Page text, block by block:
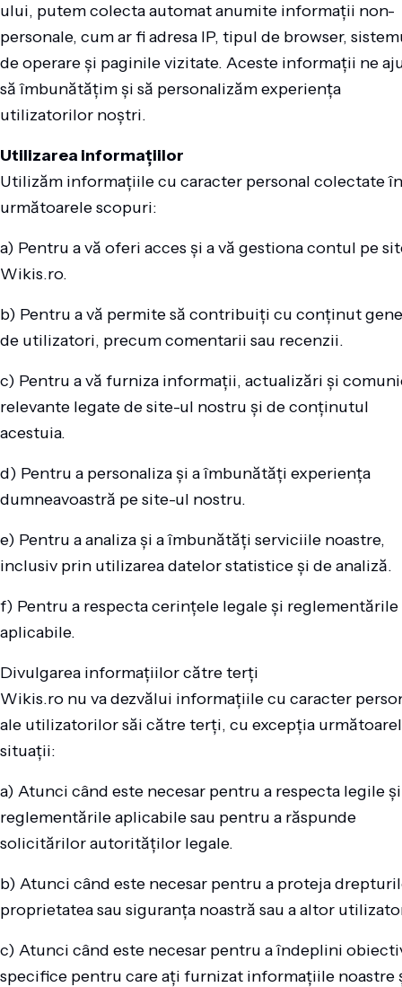
ului, putem colecta automat anumite informații non-
personale, cum ar fi adresa IP, tipul de browser,
de operare și paginile vizitate. Aceste informații ne
să îmbunătățim și să personalizăm experiența
utilizatorilor noștri.
Utilizarea informațiilor
Utilizăm informațiile cu caracter personal colectate în
următoarele scopuri:
a) Pentru a vă oferi acces și a vă gestiona contul pe
Wikis.ro.
b) Pentru a vă permite să contribuiți cu conținut
de utilizatori, precum comentarii sau recenzii.
c) Pentru a vă furniza informații, actualizări și
relevante legate de site-ul nostru și de conținutul
acestuia.
d) Pentru a personaliza și a îmbunătăți experiența
dumneavoastră pe site-ul nostru.
e) Pentru a analiza și a îmbunătăți serviciile noastre,
inclusiv prin utilizarea datelor statistice și de analiză.
f) Pentru a respecta cerințele legale și reglementările
aplicabile.
Divulgarea informațiilor către terți
Wikis.ro nu va dezvălui informațiile cu caracter
ale utilizatorilor săi către terți, cu excepția
situații:
a) Atunci când este necesar pentru a respecta legile și
reglementările aplicabile sau pentru a răspunde
solicitărilor autorităților legale.
b) Atunci când este necesar pentru a proteja
proprietatea sau siguranța noastră sau a altor
c) Atunci când este necesar pentru a îndeplini
specifice pentru care ați furnizat informațiile noastre